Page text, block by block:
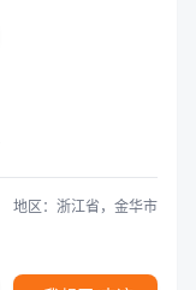
地区：浙江省，金华市